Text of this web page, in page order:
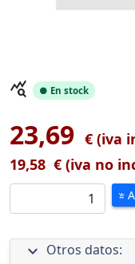
● En stock
query_stats
23,69 € (iva
19,58 € (iva no
add_shopping_cart
expand_more Otros datos: